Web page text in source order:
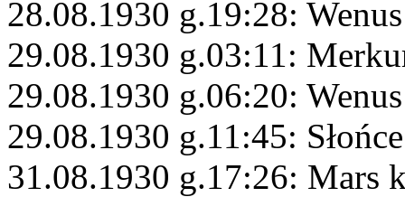
28.08.1930 g.19:28:
29.08.1930 g.03:11:
29.08.1930 g.06:20:
29.08.1930 g.11:45:
31.08.1930 g.17:26: Mars